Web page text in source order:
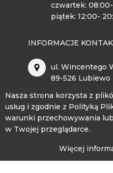
czwartek:
piątek: 12:00-
INFORMACJE
ul. Wincentego
89-526 Lubiewo
Nasza strona korzysta z
usług i zgodnie z Polityką
warunki przechowywania
w Twojej przeglądarce.
Więcej